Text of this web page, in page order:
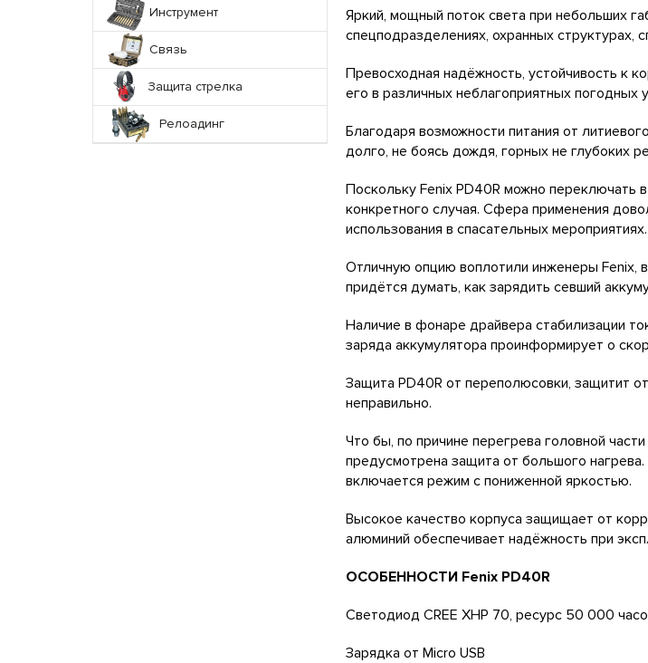
Инструмент
Связь
Защита стрелка
Релоадинг
Яркий, мощный поток света при небольших
спецподразделениях, охранных структурах,
Превосходная надёжность, устойчивость к
его в различных неблагоприятных погодных
Благодаря возможности питания от
долго, не боясь дождя, горных не глубоких
Поскольку Fenix PD40R можно переключать
конкретного случая. Сфера применения
использования в спасательных мероприятиях.
Отличную опцию воплотили инженеры Fenix,
придётся думать, как зарядить севший
Наличие в фонаре драйвера стабилизации
заряда аккумулятора проинформирует о
Защита PD40R от переполюсовки, защитит
неправильно.
Что бы, по причине перегрева головной
предусмотрена защита от большого
включается режим с пониженной яркостью.
Высокое качество корпуса защищает от
алюминий обеспечивает надёжность при
ОСОБЕННОСТИ Fenix PD40R
Светодиод CREE XHP 70, ресурс 50 000
Зарядка от Micro USB